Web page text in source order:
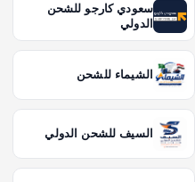
سعودي كارجو للشحن
الدولي
الشيماء للشحن
السيف للشحن الدولي